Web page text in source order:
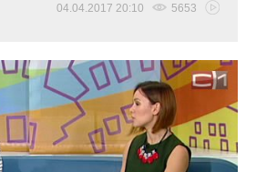
04.04.2017 20:10 5653